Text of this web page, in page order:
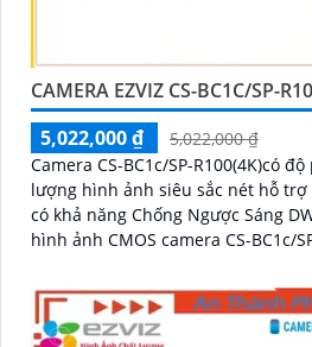
CAMERA EZVIZ CS-BC1C/SP-
5,022,000 ₫
5,022,000 ₫
Camera CS-BC1c/SP-R100(4K)có
lượng hình ảnh siêu sắc nét hỗ trợ
có khả năng Chống Ngược Sáng
hình ảnh CMOS camera CS-BC1c/
thông qua khe thẻ nhớ